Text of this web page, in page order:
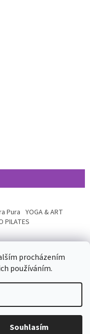
procházením
používáním.
Souhlasím
Pura YOGA & ART
PILATES
vyhrazena.Upravit